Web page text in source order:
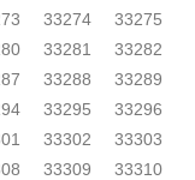
33274
33275
33281
33282
33288
33289
33295
33296
33302
33303
33309
33310